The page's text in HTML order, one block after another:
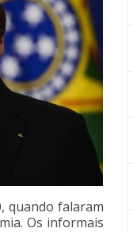
quando falaram
Os informais